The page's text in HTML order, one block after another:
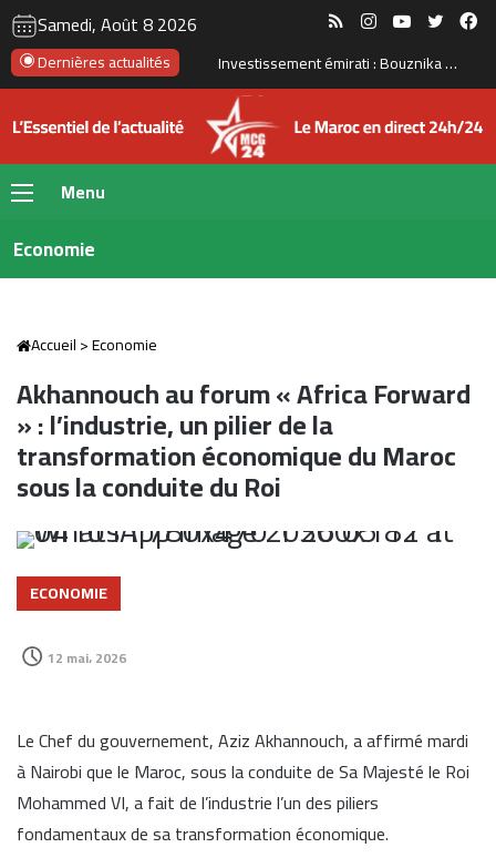
Samedi, Août 8 2026 RSS InstagramYouTube
Dernières actualités Le Maroc se prépare à accueillir la première gigafactory africaine de batteries électriques, pour un investissement de 65 milliards de dirhams
Menu
Economie
Accueil>Economie
Akhannouch au forum « Africa Forward
» : l’industrie, un pilier de la
transformation économique du Maroc
sous la conduite du Roi
ECONOMIE
12 mai، 2026
Le Chef du gouvernement, Aziz Akhannouch, a affirmé mardi
à Nairobi que le Maroc, sous la conduite de Sa Majesté le Roi
Mohammed VI, a fait de l’industrie l’un des piliers
fondamentaux de sa transformation économique.